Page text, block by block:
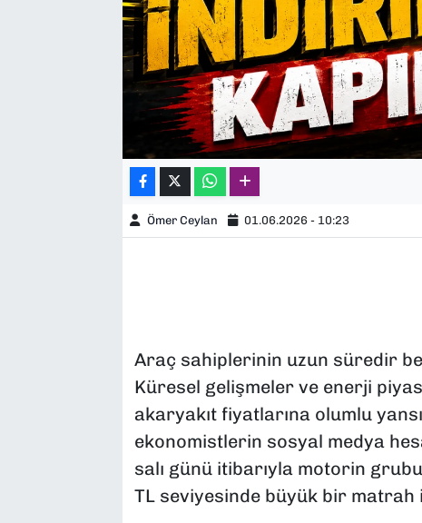
Ömer Ceylan 01.06.2026 - 10:23
Araç sahiplerinin uzun süredir
Küresel gelişmeler ve enerji
akaryakıt fiyatlarına olumlu
ekonomistlerin sosyal medya
salı günü itibarıyla motorin
TL seviyesinde büyük bir matrah